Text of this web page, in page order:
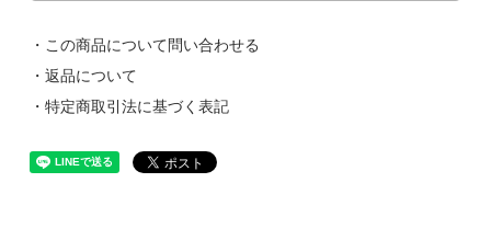
・この商品について問い合わせる
・返品について
・特定商取引法に基づく表記